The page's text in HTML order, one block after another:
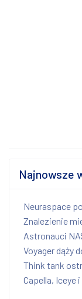
Najnowsze
Neuraspace
Znalezienie
Astronauci
Voyager dąży
Think tank
Capella, Iceye